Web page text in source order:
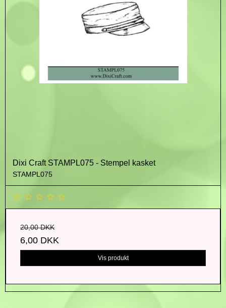
Dixi Craft STAMPL075 - Stempel kasket
STAMPL075
20,00 DKK
6,00 DKK
Vis produkt